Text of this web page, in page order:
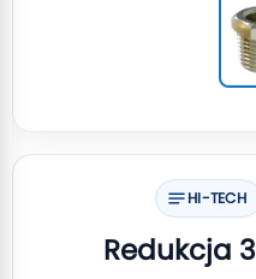
HI-TECH
Redukcja